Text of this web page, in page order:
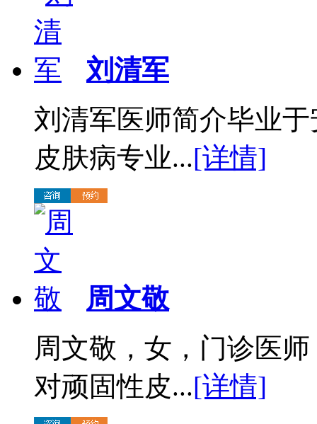
刘清军
刘清军医师简介毕业
皮肤病专业...[详情]
周文敬
周文敬，女，门诊医
对顽固性皮...[详情]